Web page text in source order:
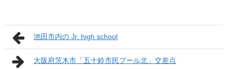
池田市内の Jr. high school
大阪府茨木市「五十鈴市民プール北」交差点